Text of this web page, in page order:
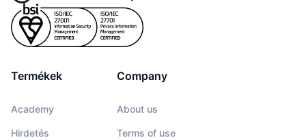
Termékek
Academy
Hirdetés
Company
About us
Terms of use